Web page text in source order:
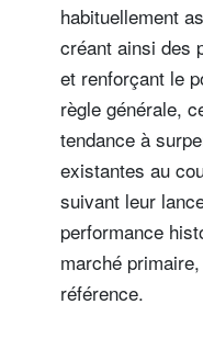
habituellement
créant ainsi des
et renforçant le
règle générale,
tendance à
existantes au
suivant leur
performance
marché
référence.